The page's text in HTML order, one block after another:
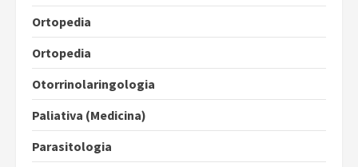
Ortopedia
Ortopedia
Otorrinolaringologia
Paliativa (Medicina)
Parasitologia